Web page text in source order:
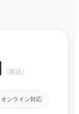
（税込）
オンライン対応